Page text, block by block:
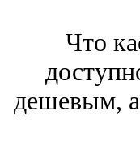
Что
дешевым, а